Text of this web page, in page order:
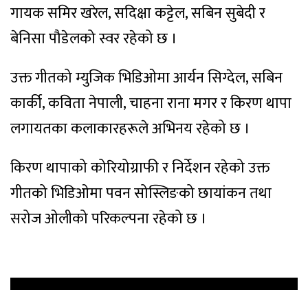
गायक समिर खरेल, सदिक्षा कट्टेल, सबिन सुबेदी र
बेनिसा पौडेलको स्वर रहेको छ ।
उक्त गीतको म्युजिक भिडिओमा आर्यन सिग्देल, सबिन
कार्की, कविता नेपाली, चाहना राना मगर र किरण थापा
लगायतका कलाकारहरूले अभिनय रहेको छ ।
किरण थापाको कोरियोग्राफी र निर्देशन रहेको उक्त
गीतको भिडिओमा पवन सोस्लिङको छायांकन तथा
सरोज ओलीको परिकल्पना रहेको छ ।